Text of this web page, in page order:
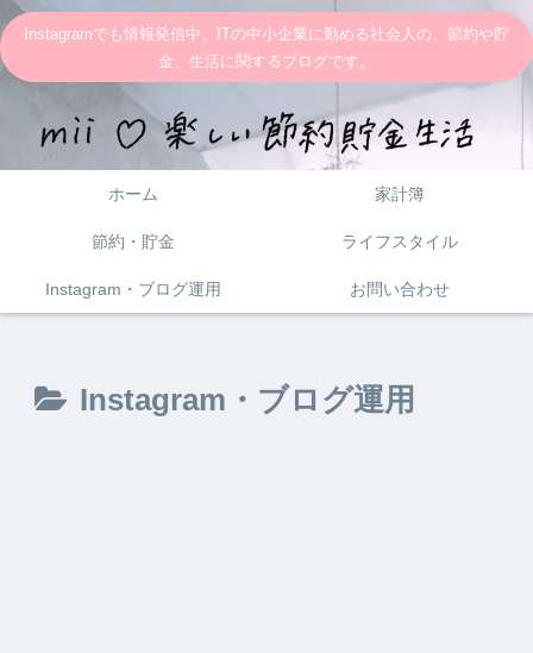
Instagramでも情報発信中。ITの中小企業に勤める社会人の、節約や貯
金、生活に関するブログです。
ホーム 家計簿
節約・貯金 ライフスタイル
Instagram・ブログ運用 お問い合わせ
Instagram・ブログ運用